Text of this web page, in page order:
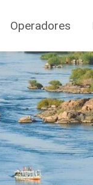
Operadores